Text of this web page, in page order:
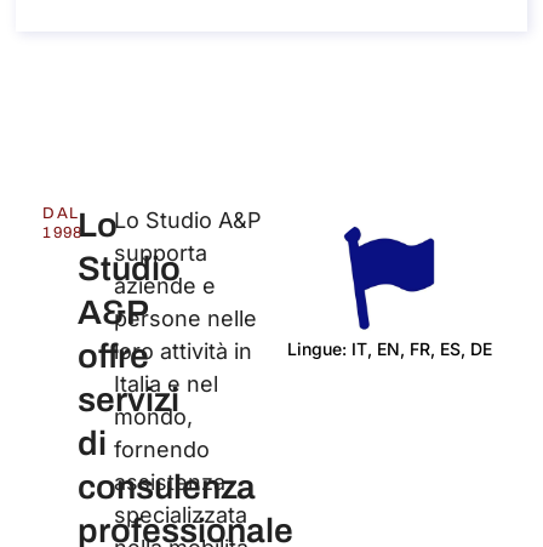
DAL
1998Lo
Studio
A&P
offre
servizi
di
consulenza
professionale
Lo Studio A&P
supporta
aziende e
persone nelle
loro attività in
Italia e nel
mondo,
fornendo
assistenza
specializzata
Lingue: IT, EN, FR, ES, DE